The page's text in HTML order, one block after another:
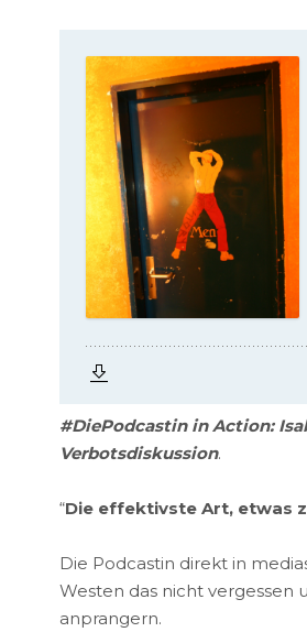
#DiePodcastin in Action:
Verbotsdiskussion.
“Die effektivste Art, etwas
Die Podcastin direkt in
Westen das nicht vergessen
anprangern.